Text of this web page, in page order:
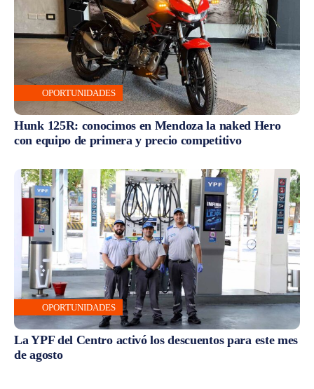
OPORTUNIDADES
Hunk 125R: conocimos en Mendoza la naked Hero
con equipo de primera y precio competitivo
OPORTUNIDADES
La YPF del Centro activó los descuentos para este mes
de agosto